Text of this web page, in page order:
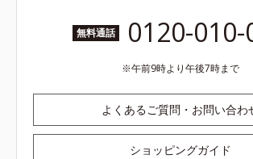
無料通話 0120-010-
午前9時より午後7時まで
よくあるご質問・お問い合わ
ショッピングガイド